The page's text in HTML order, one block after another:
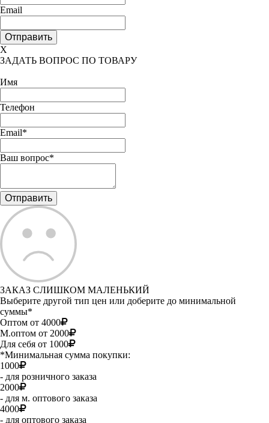
Email
X
ЗАДАТЬ ВОПРОС ПО ТОВАРУ
Имя
Телефон
Email*
Ваш вопрос*
ЗАКАЗ СЛИШКОМ МАЛЕНЬКИЙ
Выберите другой тип цен или доберите до минимальной
суммы*
Оптом от 4000
М.оптом от 2000
Для себя от 1000
*Минимальная сумма покупки:
1000
- для розничного заказа
2000
- для м. оптового заказа
4000
- для оптового заказа